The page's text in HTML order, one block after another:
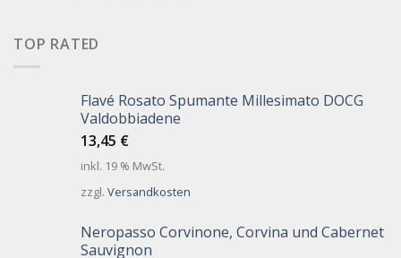
TOP RATED
Flavé Rosato Spumante Millesimato DOCG
Valdobbiadene
13,45 €
inkl. 19 % MwSt.
zzgl. Versandkosten
Neropasso Corvinone, Corvina und Cabernet
Sauvignon